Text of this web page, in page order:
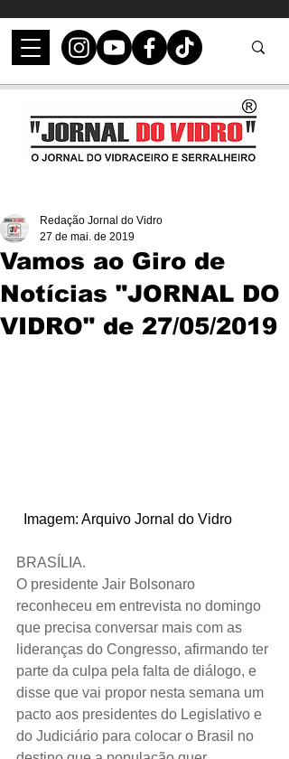
Vamos ao Giro de
Notícias "JORNAL DO
VIDRO" de 27/05/2019
Redação Jornal do Vidro
27 de mai. de 2019
  Imagem: Arquivo Jornal do Vidro
BRASÍLIA.
O presidente Jair Bolsonaro
reconheceu em entrevista no domingo
que precisa conversar mais com as
lideranças do Congresso, afirmando ter
parte da culpa pela falta de diálogo, e
disse que vai propor nesta semana um
pacto aos presidentes do Legislativo e
do Judiciário para colocar o Brasil no